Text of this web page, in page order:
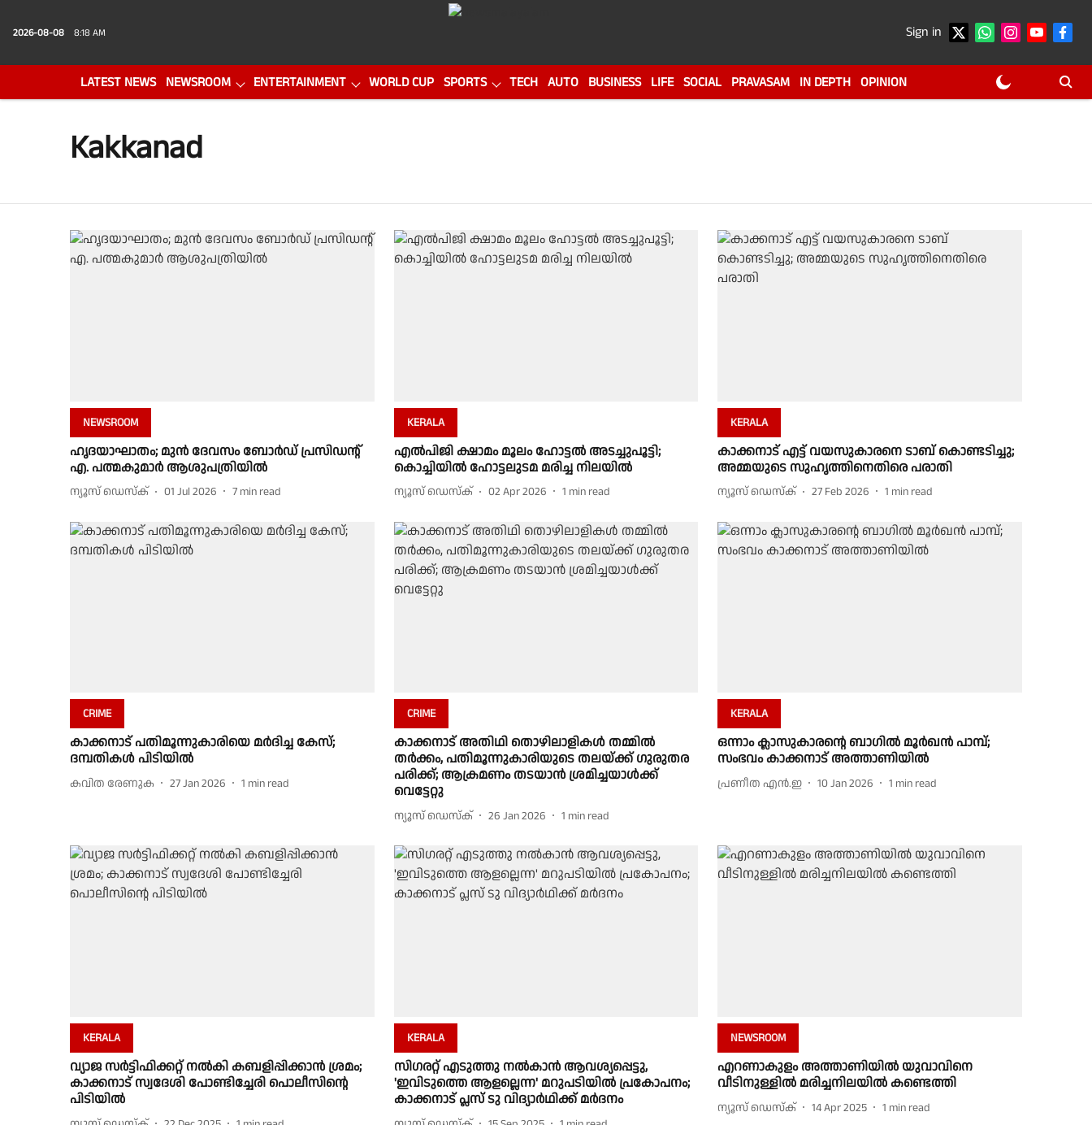
2026-08-08 8:18 AM Sign in
LATEST NEWS NEWSROOM ENTERTAINMENT WORLD CUP SPORTS TECH AUTO BUSINESS LIFE SOCIAL PRAVASAM IN DEPTH OPINION
Kakkanad
NEWSROOM
ഹൃദയാഘാതം; മുൻ ദേവസം ബോർഡ്‌ പ്രസിഡന്റ്‌
എ. പത്മകുമാർ ആശുപത്രിയിൽ
ന്യൂസ് ഡെസ്ക് 01 Jul 2026 7 min read
KERALA
എൽപിജി ക്ഷാമം മൂലം ഹോട്ടൽ അടച്ചുപൂട്ടി;
കൊച്ചിയിൽ ഹോട്ടലുടമ മരിച്ച നിലയിൽ
ന്യൂസ് ഡെസ്ക് 02 Apr 2026 1 min read
KERALA
കാക്കനാട് എട്ട് വയസുകാരനെ ടാബ് കൊണ്ടടിച്ചു;
അമ്മയുടെ സുഹൃത്തിനെതിരെ പരാതി
ന്യൂസ് ഡെസ്ക് 27 Feb 2026 1 min read
CRIME
കാക്കനാട് പതിമൂന്നുകാരിയെ മര്‍ദിച്ച കേസ്;
ദമ്പതികള്‍ പിടിയില്‍
കവിത രേണുക 27 Jan 2026 1 min read
CRIME
കാക്കനാട് അതിഥി തൊഴിലാളികള്‍ തമ്മില്‍
തര്‍ക്കം, പതിമൂന്നുകാരിയുടെ തലയ്ക്ക് ഗുരുതര
പരിക്ക്; ആക്രമണം തടയാന്‍ ശ്രമിച്ചയാള്‍ക്ക്
വെട്ടേറ്റു
ന്യൂസ് ഡെസ്ക് 26 Jan 2026 1 min read
KERALA
ഒന്നാം ക്ലാസുകാരൻ്റെ ബാഗിൽ മൂർഖൻ പാമ്പ്;
സംഭവം കാക്കനാട് അത്താണിയിൽ
പ്രണീത എന്‍.ഇ 10 Jan 2026 1 min read
KERALA
വ്യാജ സർട്ടിഫിക്കറ്റ് നൽകി കബളിപ്പിക്കാൻ ശ്രമം;
കാക്കനാട് സ്വദേശി പോണ്ടിച്ചേരി പൊലീസിൻ്റെ
പിടിയിൽ
KERALA
സിഗരറ്റ് എടുത്തു നല്‍കാന്‍ ആവശ്യപ്പെട്ടു,
'ഇവിടുത്തെ ആളല്ലെന്ന' മറുപടിയില്‍ പ്രകോപനം;
കാക്കനാട് പ്ലസ് ടു വിദ്യാര്‍ഥിക്ക് മര്‍ദനം
NEWSROOM
എറണാകുളം അത്താണിയിൽ യുവാവിനെ
വീടിനുള്ളിൽ മരിച്ചനിലയിൽ കണ്ടെത്തി
ന്യൂസ് ഡെസ്ക് 14 Apr 2025 1 min read